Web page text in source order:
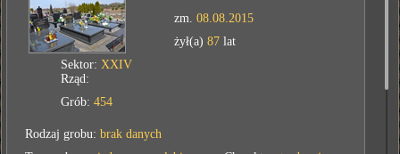
zm.08.08.2015
żył(a)87 lat
Sektor:XXIV
Rząd:
Grób:454
Rodzaj grobu:brak danych